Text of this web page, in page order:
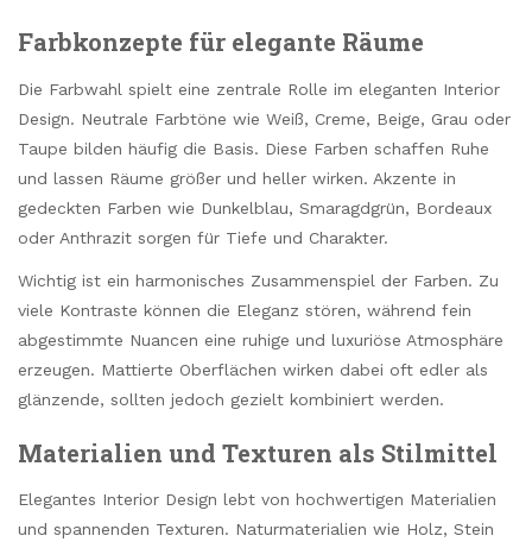
Farbkonzepte für elegante Räume
Die Farbwahl spielt eine zentrale Rolle im eleganten Interior
Design. Neutrale Farbtöne wie Weiß, Creme, Beige, Grau oder
Taupe bilden häufig die Basis. Diese Farben schaffen Ruhe
und lassen Räume größer und heller wirken. Akzente in
gedeckten Farben wie Dunkelblau, Smaragdgrün, Bordeaux
oder Anthrazit sorgen für Tiefe und Charakter.
Wichtig ist ein harmonisches Zusammenspiel der Farben. Zu
viele Kontraste können die Eleganz stören, während fein
abgestimmte Nuancen eine ruhige und luxuriöse Atmosphäre
erzeugen. Mattierte Oberflächen wirken dabei oft edler als
glänzende, sollten jedoch gezielt kombiniert werden.
Materialien und Texturen als Stilmittel
Elegantes Interior Design lebt von hochwertigen Materialien
und spannenden Texturen. Naturmaterialien wie Holz, Stein